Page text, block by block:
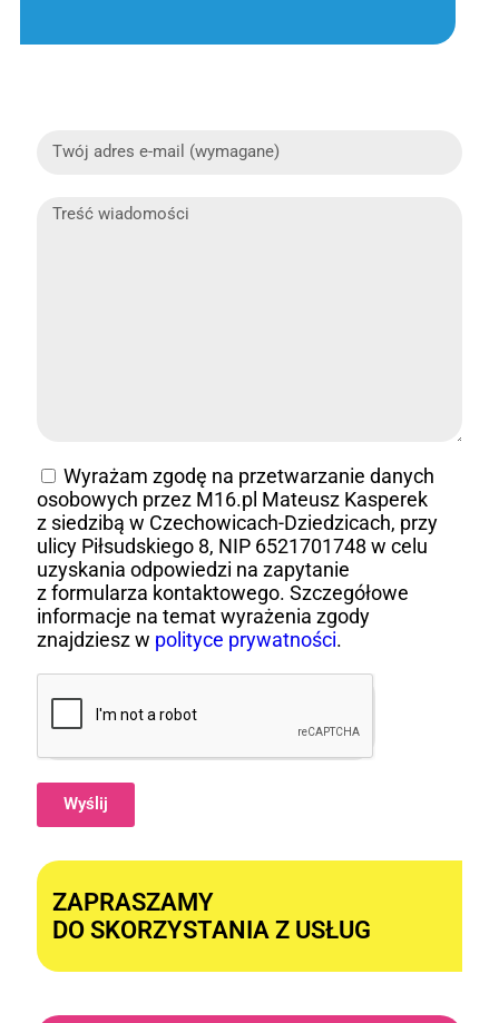
Wyrażam zgodę na przetwarzanie danych
osobowych przez M16.pl Mateusz Kasperek
z siedzibą w Czechowicach-Dziedzicach, przy
ulicy Piłsudskiego 8, NIP 6521701748 w celu
uzyskania odpowiedzi na zapytanie
z formularza kontaktowego. Szczegółowe
informacje na temat wyrażenia zgody
znajdziesz w polityce prywatności.
Wyślij
ZAPRASZAMY
DO SKORZYSTANIA Z USŁUG